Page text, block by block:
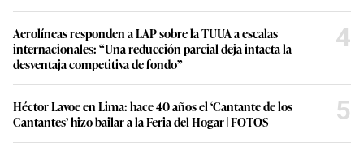
Aerolíneas responden a LAP sobre la TUUA a escalas
internacionales: “Una reducción parcial deja intacta la
desventaja competitiva de fondo”
4
Héctor Lavoe en Lima: hace 40 años el ‘Cantante de los
Cantantes’ hizo bailar a la Feria del Hogar | FOTOS
5